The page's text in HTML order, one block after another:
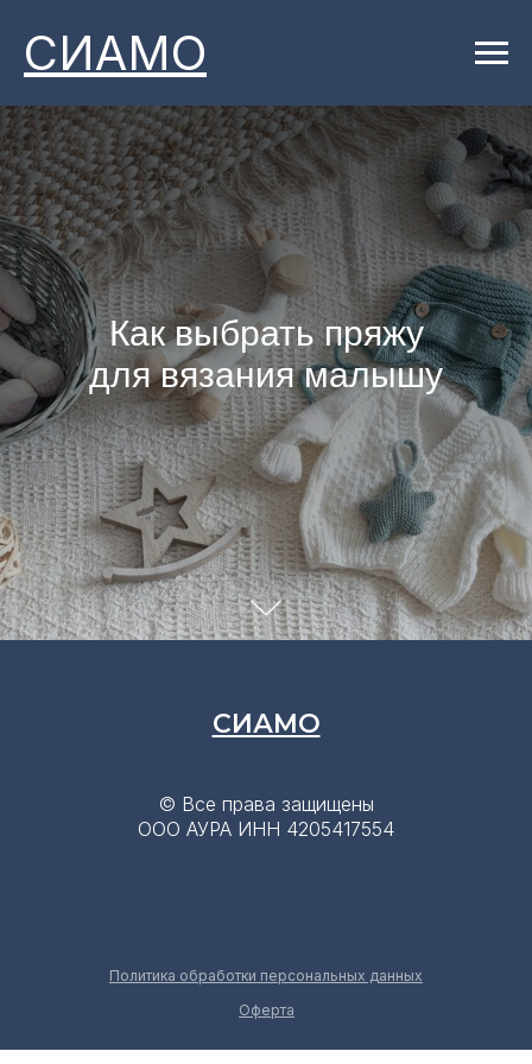
СИАМО
Как выбрать пряжу
для вязания малышу
СИАМО
© Все права защищены
OOO АУРА ИНН 4205417554
Политика обработки персональных данных
Оферта